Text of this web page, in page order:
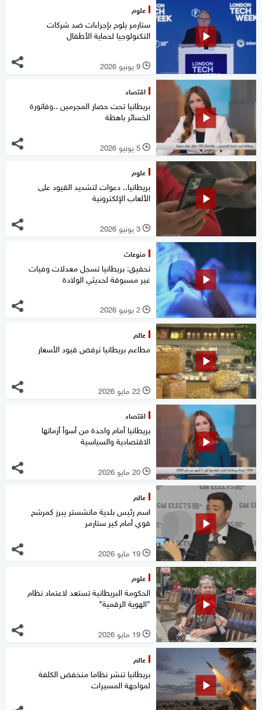
علوم
ستارمر يلوح بإجراءات ضد شركات
التكنولوجيا لحماية الأطفال
l 9 يونيو 2026
اقتصاد
بريطانيا تحت حصار المجرمين ..وفاتورة
الخسائر باهظة
l 5 يونيو 2026
علوم
بريطانيا.. دعوات لتشديد القيود على
الألعاب الإلكترونية
l 3 يونيو 2026
منوعات
تحقيق: بريطانيا تسجل معدلات وفيات
غير مسبوقة لحديثي الولادة
l 2 يونيو 2026
عالم
مطاعم بريطانيا ترفض قيود الأسعار
l 22 مايو 2026
اقتصاد
بريطانيا أمام واحدة من أسوأ أزماتها
الاقتصادية والسياسية
l 20 مايو 2026
عالم
اسم رئيس بلدية مانشستر يبرز كمرشح
قوي أمام كير ستارمر
l 19 مايو 2026
علوم
الحكومة البريطانية تستعد لاعتماد نظام
"الهوية الرقمية"
l 19 مايو 2026
عالم
بريطانيا تنشر نظاما منخفض الكلفة
لمواجهة المسيرات